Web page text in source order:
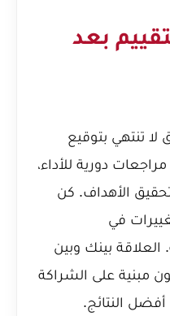
بعد
لا تنتهي بتوقيع
دورية للأداء،
الأهداف. كن
في
بينك وبين
مبنية على الشراكة
النتائج.